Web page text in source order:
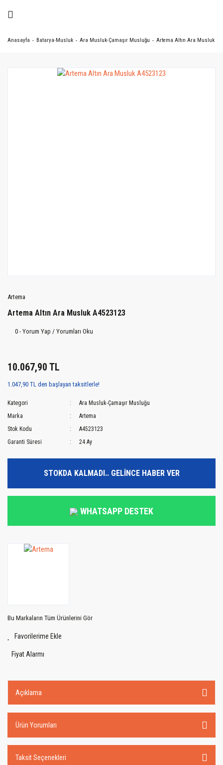
Anasayfa Batarya-Musluk Ara Musluk-Çamaşır Musluğu Artema Altın Ara Musluk
Artema
Artema Altın Ara Musluk A4523123
0 - Yorum Yap / Yorumları Oku
10.067,90 TL
1.047,90 TL den başlayan taksitlerle!
Kategori
Ara Musluk-Çamaşır Musluğu
Marka
Artema
Stok Kodu
A4523123
Garanti Süresi
24 Ay
STOKDA KALMADI.. GELİNCE HABER VER
WHATSAPP DESTEK
Bu Markaların Tüm Ürünlerini Gör
Fiyat Alarmı
Açıklama
Ürün Yorumları
Taksit Seçenekleri